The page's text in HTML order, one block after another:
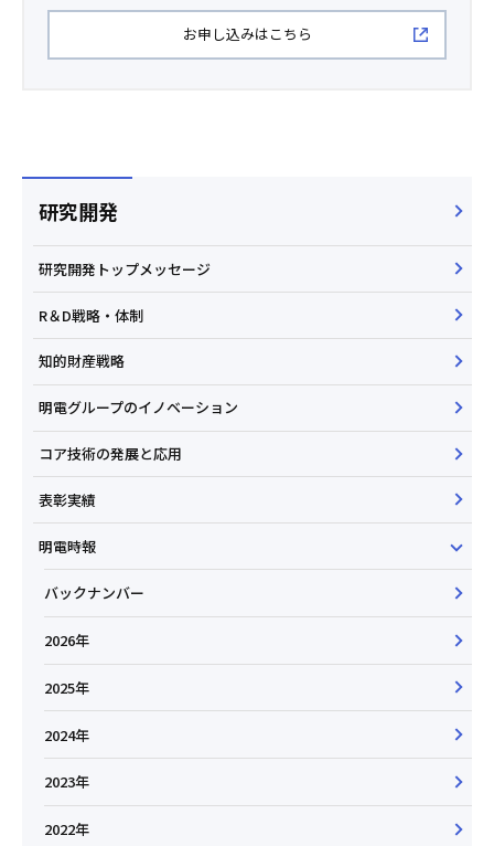
お申し込みはこちら
研究開発
研究開発トップメッセージ
R＆D戦略・体制
知的財産戦略
明電グループのイノベーション
コア技術の発展と応用
表彰実績
明電時報
バックナンバー
2026年
2025年
2024年
2023年
2022年